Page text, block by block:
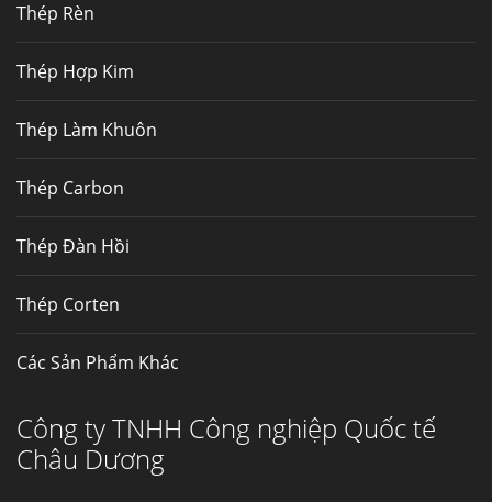
Thép Fengyang
Thép Rèn
Thép Hợp Kim
Thép Làm Khuôn
Thép Carbon
Thép Đàn Hồi
Thép Corten
Các Sản Phẩm Khác
Công ty TNHH Công nghiệp Quốc tế
Châu Dương